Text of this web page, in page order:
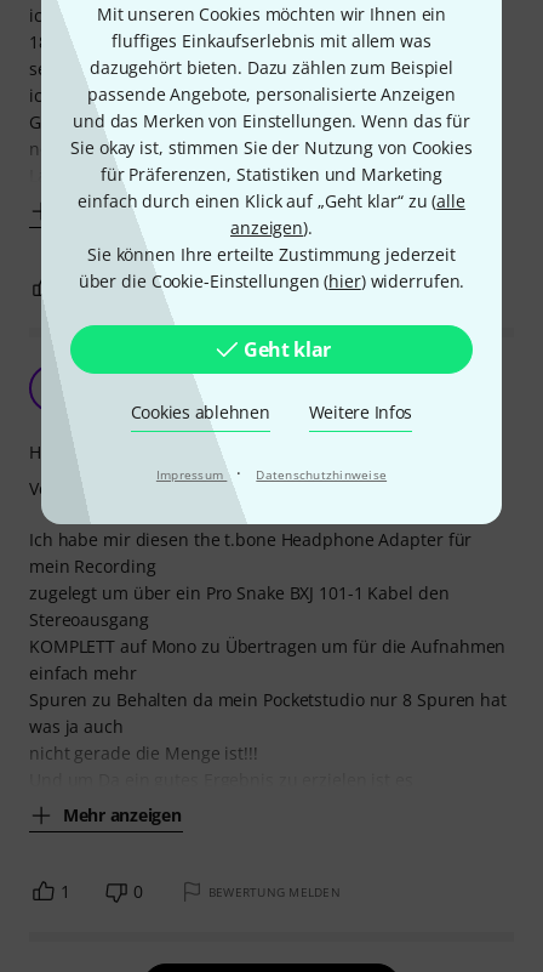
Mit unseren Cookies möchten wir Ihnen ein
fluffiges Einkaufserlebnis mit allem was
dazugehört bieten. Dazu zählen zum Beispiel
passende Angebote, personalisierte Anzeigen
und das Merken von Einstellungen. Wenn das für
Sie okay ist, stimmen Sie der Nutzung von Cookies
für Präferenzen, Statistiken und Marketing
einfach durch einen Klick auf „Geht klar“ zu (alle
anzeigen).
Sie können Ihre erteilte Zustimmung jederzeit
über die Cookie-Einstellungen (hier) widerrufen.
Geht klar
Cookies ablehnen Weitere Infos
Impressum · Datenschutzhinweise
ich bin tatsächlich überrascht. Nachdem mein the sssnake
1843 Adapter zwar funktioniert (ist anscheinend nicht
selbstverständlich), aber den Ton merklich verändert, bin
ich von diesem Teil tatsächlich absolut positiv überrascht.
Gut, es kostet auch knapp 4-mal so viel, ist aber ja immer
noch günstig. Ich nutze den Adapter um meine Degauss
Labs (male Miniklinke) für
Mehr anzeigen
1 BEWERTUNG MELDEN
Ein Kauf der sich absolut lohnt!!!
Joe.L 23.11.2024
Ich habe mir diesen the t.bone Headphone Adapter für
mein Recording
zugelegt um über ein Pro Snake BXJ 101-1 Kabel den
Stereoausgang
KOMPLETT auf Mono zu Übertragen um für die Aufnahmen
einfach mehr
Spuren zu Behalten da mein Pocketstudio nur 8 Spuren hat
was ja auch
nicht gerade die Menge ist!!!
Mehr anzeigen
Handling
Verarbeitung
1 0 BEWERTUNG MELDEN